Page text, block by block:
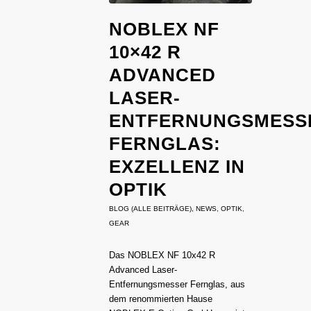
NOBLEX NF
10×42 R
ADVANCED
LASER-
FERNGLAS:
EXZELLENZ IN
OPTIK
BLOG (ALLE BEITRÄGE), NEWS, OPTIK,
GEAR
Das NOBLEX NF 10x42 R
Advanced Laser-
Entfernungsmesser Fernglas, aus
dem renommierten Hause